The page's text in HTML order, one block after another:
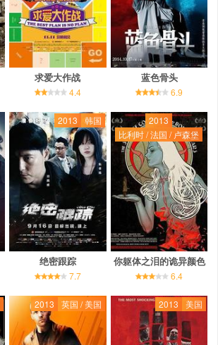
求爱大作战
4.4
蓝色骨头
6.9
2013 韩国
绝密跟踪
7.7
2013
比利时 / 法国 / 卢森堡
你躯体之泪的诡异颜色
6.4
2013 英国 / 美国 2013 美国